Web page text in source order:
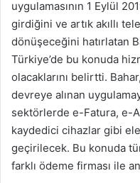
uygulamasının 1 Eylül
girdiğini ve artık akıllı
dönüşeceğini hatırlatan
Türkiye’de bu konuda
olacaklarını belirtti.
devreye alınan
sektörlerde e-Fatura, e-
kaydedici cihazlar gibi
geçirilecek. Bu konuda
farklı ödeme firması ile